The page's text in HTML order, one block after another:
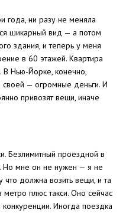
года, ни разу не меняла
шикарный вид — а потом
здания, и теперь у меня
в 60 этажей. Квартира
Нью-Йорке, конечно,
своей — огромные деньги. И
привозят вещи, иначе
Безлимитный проездной в
Но мне он не нужен — я не
должна возить вещи, и та
плюс такси. Оно сейчас
Иногда поездка